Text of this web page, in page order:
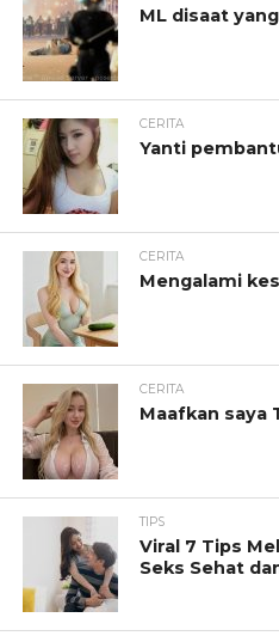
ML disaat
CERITA
Yanti
CERITA
Mengalami
CERITA
Maafkan saya
TIPS
Viral 7 Tips
Seks Sehat